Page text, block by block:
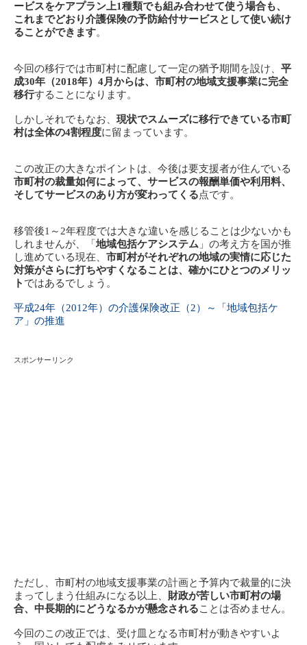
ービスをケアプラン上1種類でも組み合わせて使う場合も、
これまでどおり介護保険の予防給付サービスとして使い続け
ることができます。
今回の移行では市町村に配慮して一定の猶予期間を設け、 平
成30年（2018年）4月からは、市町村の地域支援事業に完全
移行することになります。
しかしそれでもなお、 現状でスムーズに移行できている市町
村は全体の4割程度に留まっています。
この改正の大きなポイントは、今後は要支援者が住んでいる
市町村の裁量如何によって、サービスの報酬単価や利用料、
そしてサービスのあり方が変わってくる点です。
移管後1～2年程度では大きな違いを感じることは少ないかも
しれませんが、「 地域包括ケアシステム 」の考え方を国が推
し進めている現在、 市町村がそれぞれの地域の実情に応じた
対策がさらに打ちやすくなることは、確かにひとつのメリッ
ト ではあるでしょう。
平成24年（2012年）の介護保険改正（2）～「地域包括ケ
ア」の推進
スポンサーリンク
ただし、市町村の地域支援事業の計画と予算内で裁量的に決
まってしまう仕組みになる以上、 財政が苦しい市町村の場
合、中長期的にどうなるかが懸念されることは否めません。
今回のこの改正では、受け皿となる市町村が動きやすいよ